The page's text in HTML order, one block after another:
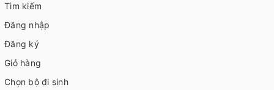
Tìm kiếm
Đăng nhập
Đăng ký
Giỏ hàng
Chọn bộ đi sinh